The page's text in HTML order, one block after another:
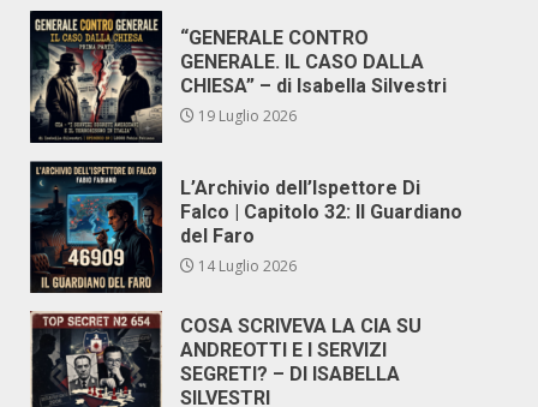
“GENERALE CONTRO
GENERALE. IL CASO DALLA
CHIESA” – di Isabella Silvestri
19 Luglio 2026
L’Archivio dell’Ispettore Di
Falco | Capitolo 32: Il Guardiano
del Faro
14 Luglio 2026
COSA SCRIVEVA LA CIA SU
ANDREOTTI E I SERVIZI
SEGRETI? – DI ISABELLA
SILVESTRI